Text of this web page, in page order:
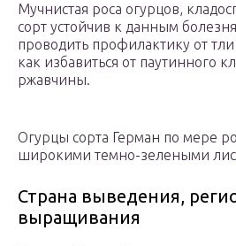
Мучнистая роса огурцов,
сорт устойчив к данным
проводить профилактику от тли
как избавиться от паутинного
ржавчины.
Огурцы сорта Герман по мере
широкими темно-зелеными
Страна выведения,
выращивания